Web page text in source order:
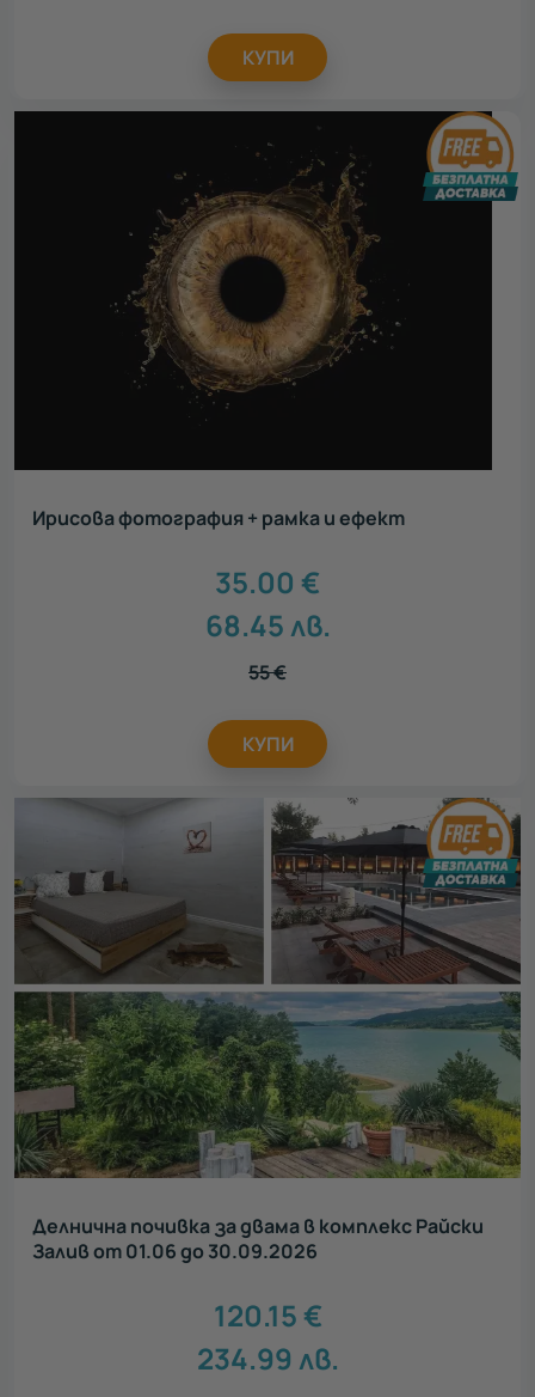
КУПИ
Ирисова фотография + рамка и ефект
35.00 €
68.45лв.
55€
КУПИ
Делнична почивка за двама в комплекс Райски
Залив от 01.06 до 30.09.2026
120.15€
234.99 лв.